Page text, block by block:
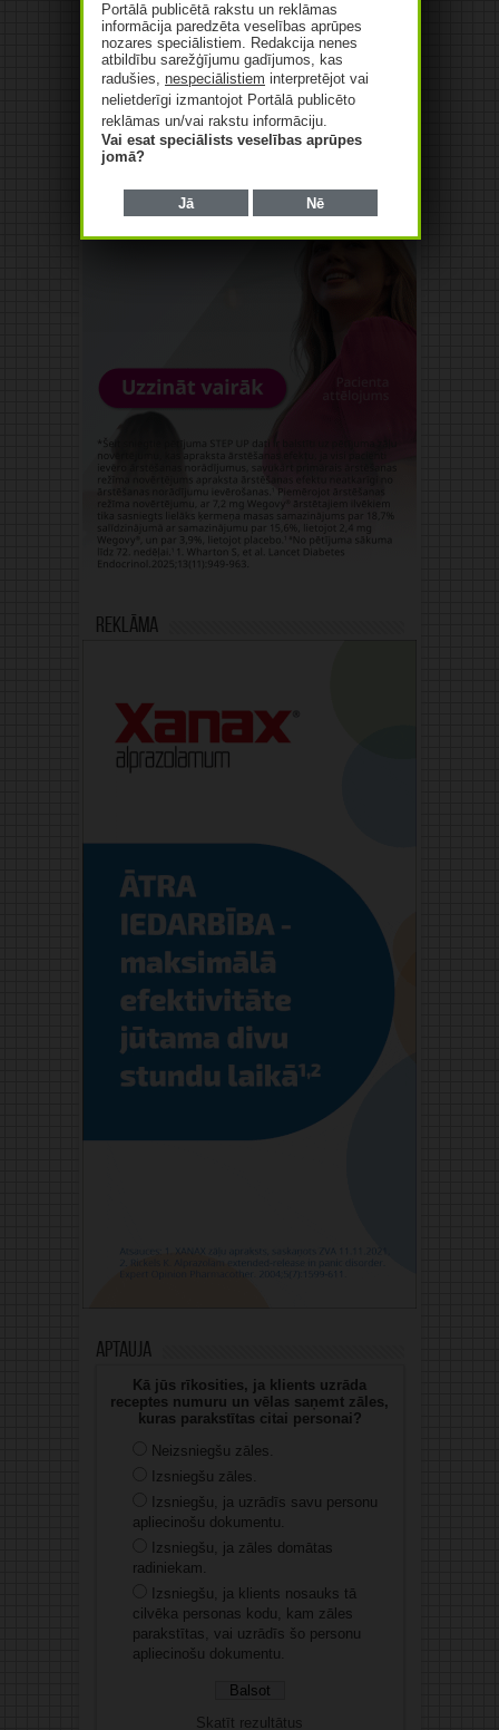
Reklāma
Aptauja
Kā jūs rīkosities, ja klients uzrāda
receptes numuru un vēlas saņemt zāles,
kuras parakstītas citai personai?
Neizsniegšu zāles.
Izsniegšu zāles.
Izsniegšu, ja uzrādīs savu personu
apliecinošu dokumentu.
Izsniegšu, ja zāles domātas
radiniekam.
Izsniegšu, ja klients nosauks tā
cilvēka personas kodu, kam zāles
parakstītas, vai uzrādīs šo personu
apliecinošu dokumentu.
Skatīt rezultātus
Portālā publicētā rakstu un reklāmas
informācija paredzēta veselības aprūpes
nozares speciālistiem. Redakcija nenes
atbildību sarežģījumu gadījumos, kas
radušies, nespeciālistiem interpretējot vai
nelietderīgi izmantojot Portālā publicēto
reklāmas un/vai rakstu informāciju.
Vai esat speciālists veselības aprūpes
jomā?
Jā Nē